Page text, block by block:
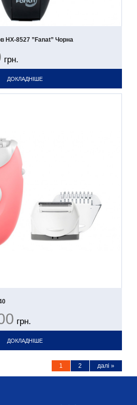
НХ-8527 ”Fanat” Чорна
грн.
ДОКЛАДНІШЕ
грн.
ДОКЛАДНІШЕ
1 2 далі »